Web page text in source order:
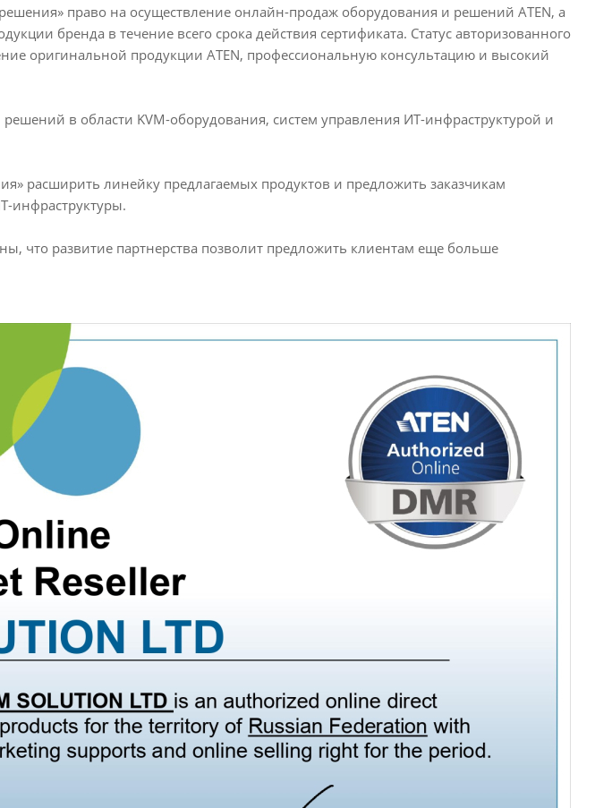
право на осуществление онлайн-продаж оборудования и решений ATEN, а
бренда в течение всего срока действия сертификата. Статус авторизованного
оригинальной продукции ATEN, профессиональную консультацию и высокий
в области KVM-оборудования, систем управления ИТ-инфраструктурой и
расширить линейку предлагаемых продуктов и предложить заказчикам
инфраструктуры.
что развитие партнерства позволит предложить клиентам еще больше